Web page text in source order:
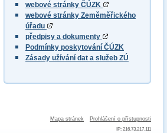
webové stránky ČÚZK
webové stránky Zeměměřického
úřadu
předpisy a dokumenty
Podmínky poskytování ČÚZK
Zásady užívání dat a služeb ZÚ
Mapa stránek Prohlášení o přístupnosti
IP: 216.73.217.111